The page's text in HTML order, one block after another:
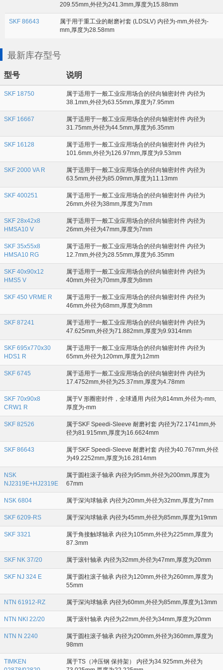
209.55mm,外径为241.3mm,厚度为15.88mm
SKF 86643
属于用于重工业的耐磨衬套 (LDSLV) 内径为-mm,外径为-
mm,厚度为28.58mm
最新库存型号
型号 说明
SKF 18750
属于适用于一般工业应用场合的径向轴密封件 内径为
38.1mm,外径为63.55mm,厚度为7.95mm
SKF 16667
属于适用于一般工业应用场合的径向轴密封件 内径为
31.75mm,外径为44.5mm,厚度为6.35mm
SKF 16128
属于适用于一般工业应用场合的径向轴密封件 内径为
101.6mm,外径为126.97mm,厚度为9.53mm
SKF 2000 VA R
属于适用于一般工业应用场合的径向轴密封件 内径为
63.5mm,外径为85.09mm,厚度为11.13mm
SKF 400251
属于适用于一般工业应用场合的径向轴密封件 内径为
26mm,外径为38mm,厚度为7mm
SKF 28x42x8
HMSA10 V
属于适用于一般工业应用场合的径向轴密封件 内径为
26mm,外径为47mm,厚度为7mm
SKF 35x55x8
HMSA10 RG
属于适用于一般工业应用场合的径向轴密封件 内径为
12.7mm,外径为28.55mm,厚度为6.35mm
SKF 40x90x12
HMS5 V
属于适用于一般工业应用场合的径向轴密封件 内径为
40mm,外径为70mm,厚度为8mm
SKF 450 VRME R
属于适用于一般工业应用场合的径向轴密封件 内径为
46mm,外径为68mm,厚度为8mm
SKF 87241
属于适用于一般工业应用场合的径向轴密封件 内径为
47.625mm,外径为71.882mm,厚度为9.9314mm
SKF 695x770x30
HDS1 R
属于适用于一般工业应用场合的径向轴密封件 内径为
65mm,外径为120mm,厚度为12mm
SKF 6745
属于适用于一般工业应用场合的径向轴密封件 内径为
17.4752mm,外径为25.37mm,厚度为4.78mm
SKF 70x90x8
CRW1 R
属于V 形圈密封件，全球通用 内径为814mm,外径为-mm,
厚度为-mm
SKF 82526
属于SKF Speedi-Sleeve 耐磨衬套 内径为72.1741mm,外
径为81.915mm,厚度为16.6624mm
SKF 86643
属于SKF Speedi-Sleeve 耐磨衬套 内径为40.767mm,外径
为49.2252mm,厚度为16.2814mm
NSK
NJ2319E+HJ2319E
属于圆柱滚子轴承 内径为95mm,外径为200mm,厚度为
67mm
NSK 6804 属于深沟球轴承 内径为20mm,外径为32mm,厚度为7mm
SKF 6209-RS 属于深沟球轴承 内径为45mm,外径为85mm,厚度为19mm
SKF 3321
属于角接触球轴承 内径为105mm,外径为225mm,厚度为
87.3mm
SKF NK 37/20 属于滚针轴承 内径为32mm,外径为47mm,厚度为20mm
SKF NJ 324 E
属于圆柱滚子轴承 内径为120mm,外径为260mm,厚度为
55mm
NTN 61912-RZ 属于深沟球轴承 内径为60mm,外径为85mm,厚度为13mm
NTN NKI 22/20 属于滚针轴承 内径为22mm,外径为34mm,厚度为20mm
NTN N 2240
属于圆柱滚子轴承 内径为200mm,外径为360mm,厚度为
98mm
TIMKEN
属于TS（冲压钢 保持架） 内径为34.925mm,外径为